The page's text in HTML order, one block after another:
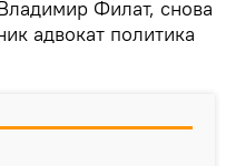
Филат, снова
адвокат политика